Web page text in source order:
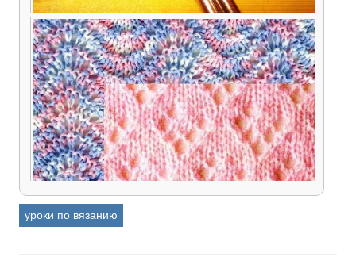
Cпицы. Набор петель. Традиционный способ
уроки по вязанию